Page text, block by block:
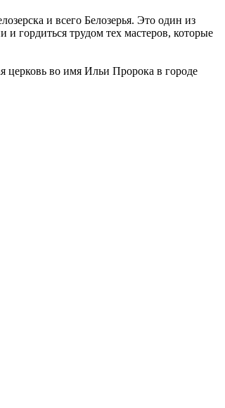
и всего Белозерья. Это один из
и гордиться трудом тех мастеров, которые
церковь во имя Ильи Пророка в городе